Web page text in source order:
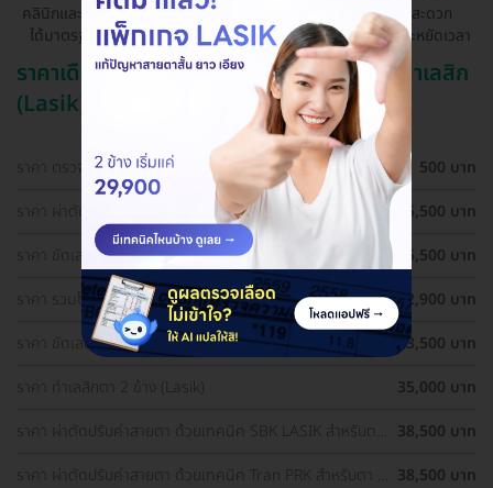
คลินิกและ รพ.
ได้มาตรฐาน
ถูกกว่าจองตรง
ด้วยตัวเอง
สะดวก
ประหยัดเวลา
ราคาเดือน สิงหาคม ปี 2569 (2026) สำหรับ ทำเลสิก
(Lasik)
ราคา ตรวจตาก่อนทำเลสิก (LASIK)
500 บาท
ราคา ผ่าตัดปรับค่าสายตา ด้วยเทคนิค SBK LASIK สำหรับตา
25,500 บาท
ราคา ขัดเลนส์ตาด้วยเลเซอร์ เทคนิค PRK สำหรับตา 1 ข้าง
25,500 บาท
ราคา รวมโปรผ่าตัดแก้ไขสายตา ราคาดี ประเมินสายตา ฟรี!
32,900 บาท
ราคา ขัดเลนส์ตาด้วยเลเซอร์ เทคนิค PRK สำหรับตา 2 ข้าง
33,500 บาท
ราคา ทำเลสิกตา 2 ข้าง (Lasik)
35,000 บาท
ราคา ผ่าตัดปรับค่าสายตา ด้วยเทคนิค SBK LASIK สำหรับตา
38,500 บาท
ราคา ผ่าตัดปรับค่าสายตา ด้วยเทคนิค Tran PRK สำหรับตา 2
38,500 บาท